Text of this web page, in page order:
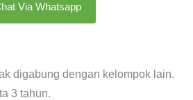
Via Whatsapp
digabung dengan kelompok lain.
3 tahun.